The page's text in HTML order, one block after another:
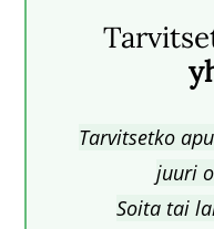
Tarvitsetko
juuri
Soita tai